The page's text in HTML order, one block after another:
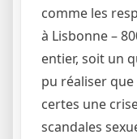
comme les
à Lisbonne –
entier, soit un
pu réaliser
certes une
scandales